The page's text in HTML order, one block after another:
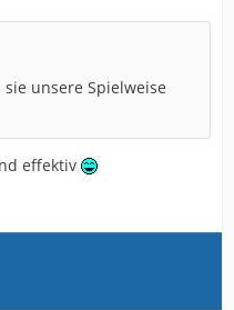
unsere Spielweise
effektiv